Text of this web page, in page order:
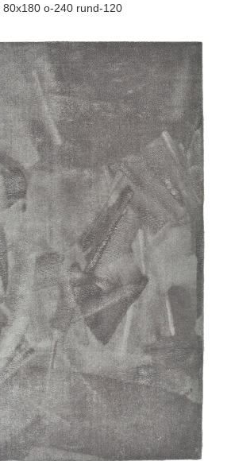
o-240 rund-120